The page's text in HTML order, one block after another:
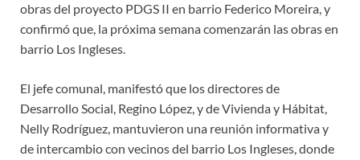
obras del proyecto PDGS II en barrio Federico Moreira, y
confirmó que, la próxima semana comenzarán las obras en
barrio Los Ingleses.
El jefe comunal, manifestó que los directores de
Desarrollo Social, Regino López, y de Vivienda y Hábitat,
Nelly Rodríguez, mantuvieron una reunión informativa y
de intercambio con vecinos del barrio Los Ingleses, donde